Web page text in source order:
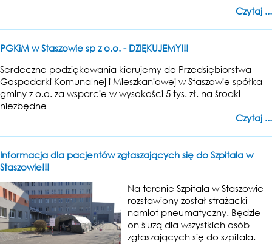
Czytaj ...
PGKiM w Staszowie sp z o.o. - DZIĘKUJEMY!!!
Serdeczne podziękowania kierujemy do Przedsiębiorstwa
Gospodarki Komunalnej i Mieszkaniowej w Staszowie spółka
gminy z o.o. za wsparcie w wysokości 5 tys. zł. na środki
niezbędne
Czytaj ...
Informacja dla pacjentów zgłaszających się do Szpitala w
Staszowie!!!
Na terenie Szpitala w Staszowie
rozstawiony został strażacki
namiot pneumatyczny. Będzie
on śluzą dla wszystkich osób
zgłaszających się do szpitala.